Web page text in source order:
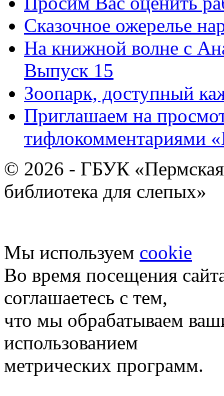
Сказочное ожерелье
На книжной волне с
Выпуск 15
Зоопарк, доступный
Приглашаем на
тифлокомментариями
© 2026 - ГБУК «Пермская
библиотека для слепых»
Мы используем cookie
Во время посещения
соглашаетесь с тем,
что мы обрабатываем
использованием
метрических программ.